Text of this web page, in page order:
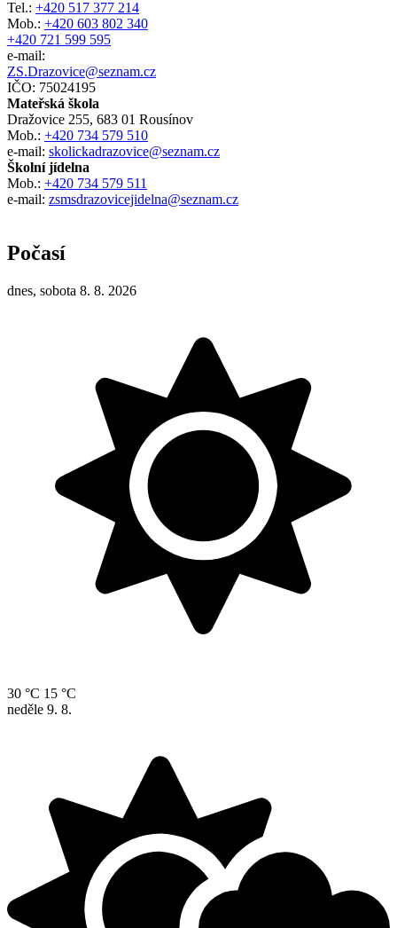
Tel.: +420 517 377 214
Mob.: +420 603 802 340
+420 721 599 595
e-mail:
ZS.Drazovice@seznam.cz
IČO: 75024195
Mateřská škola
Dražovice 255, 683 01 Rousínov
Mob.: +420 734 579 510
e-mail: skolickadrazovice@seznam.cz
Školní jídelna
Mob.: +420 734 579 511
e-mail: zsmsdrazovicejidelna@seznam.cz
Počasí
dnes, sobota 8. 8. 2026
30 °C 15 °C
neděle 9. 8.